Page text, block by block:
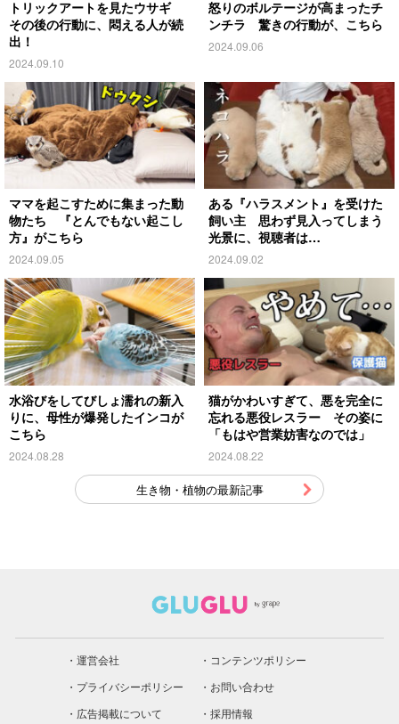
トリックアートを見たウサギ
その後の行動に、悶える人が続
出！
2024.09.10
怒りのボルテージが高まったチ
ンチラ 驚きの行動が、こちら
2024.09.06
ママを起こすために集まった動
物たち 『とんでもない起こし
方』がこちら
2024.09.05
ある『ハラスメント』を受けた
飼い主 思わず見入ってしまう
光景に、視聴者は…
2024.09.02
水浴びをしてびしょ濡れの新入
りに、母性が爆発したインコが
こちら
2024.08.28
猫がかわいすぎて、悪を完全に
忘れる悪役レスラー その姿に
「もはや営業妨害なのでは」
2024.08.22
生き物・植物の最新記事
運営会社
コンテンツポリシー
プライバシーポリシー
お問い合わせ
広告掲載について
採用情報